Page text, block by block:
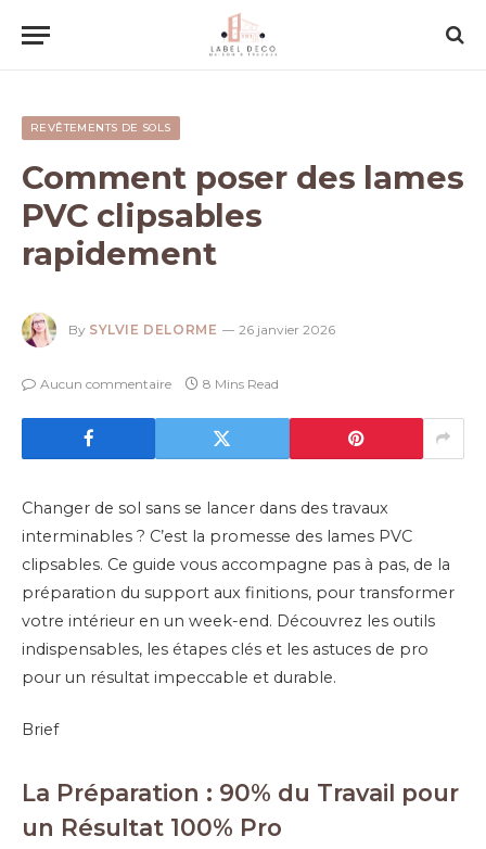
REVÊTEMENTS DE SOLS
Comment poser des lames
PVC clipsables
rapidement
By SYLVIE DELORME 26 janvier 2026
Aucun commentaire 8 Mins Read
Changer de sol sans se lancer dans des travaux
interminables ? C’est la promesse des lames PVC
clipsables. Ce guide vous accompagne pas à pas, de la
préparation du support aux finitions, pour transformer
votre intérieur en un week-end. Découvrez les outils
indispensables, les étapes clés et les astuces de pro
pour un résultat impeccable et durable.
Brief
La Préparation : 90% du Travail pour
un Résultat 100% Pro